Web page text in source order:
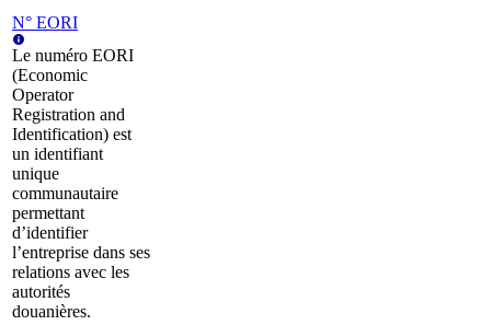
N° EORI
Le numéro EORI
(Economic
Operator
Registration and
Identification) est
un identifiant
unique
communautaire
permettant
d’identifier
l’entreprise dans ses
relations avec les
autorités
douanières.